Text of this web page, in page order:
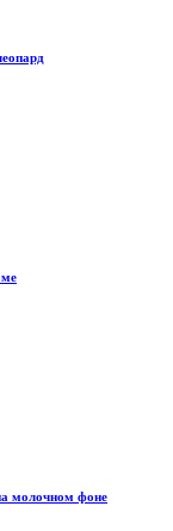
молочном фоне